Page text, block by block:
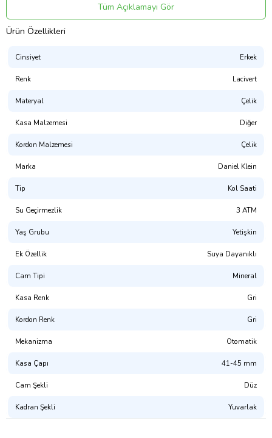
Kordon Metaryali:ÇELİK (KARARMA RENK ATMA YAPMAK )
Cam : KRİSTAL / MİNERAL
Su : 3 Atm (30 Mt SUYA DAYANIKLILIK )
ÜRÜN 2 YIL GARANTİLİ OLUP / KUTU / CANTA / GARANTİ
Ürün Kodu:
Tüm Açıklamayı Gör
Ürün Özellikleri
Cinsiyet Erkek
Renk Lacivert
Materyal Çelik
Kasa Malzemesi Diğer
Kordon Malzemesi Çelik
Marka Daniel Klein
Tip Kol Saati
Su Geçirmezlik 3 ATM
Yaş Grubu Yetişkin
Ek Özellik Suya Dayanıklı
Cam Tipi Mineral
Kasa Renk Gri
Kordon Renk Gri
Mekanizma Otomatik
Kasa Çapı 41-45 mm
Cam Şekli Düz
Kadran Şekli Yuvarlak